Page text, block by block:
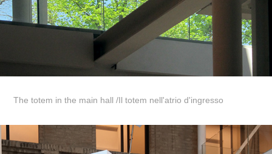
The totem in the main hall /Il totem nell'atrio d'ingresso